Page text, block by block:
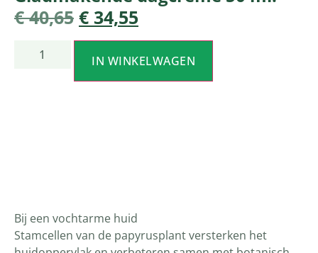
€40,65 € 34,55
IN WINKELWAGEN
Bij een vochtarme huid
Stamcellen van de papyrusplant versterken het